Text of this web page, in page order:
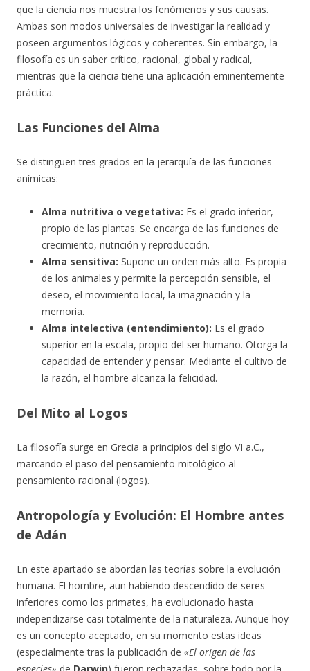
que la ciencia nos muestra los fenómenos y sus causas.
Ambas son modos universales de investigar la realidad y
poseen argumentos lógicos y coherentes. Sin embargo, la
filosofía es un saber crítico, racional, global y radical,
mientras que la ciencia tiene una aplicación eminentemente
práctica.
Las Funciones del Alma
Se distinguen tres grados en la jerarquía de las funciones
anímicas:
Alma nutritiva o vegetativa: Es el grado inferior,
propio de las plantas. Se encarga de las funciones de
crecimiento, nutrición y reproducción.
Alma sensitiva: Supone un orden más alto. Es propia
de los animales y permite la percepción sensible, el
deseo, el movimiento local, la imaginación y la
memoria.
Alma intelectiva (entendimiento): Es el grado
superior en la escala, propio del ser humano. Otorga la
capacidad de entender y pensar. Mediante el cultivo de
la razón, el hombre alcanza la felicidad.
Del Mito al Logos
La filosofía surge en Grecia a principios del siglo VI a.C.,
marcando el paso del pensamiento mitológico al
pensamiento racional (logos).
Antropología y Evolución: El Hombre antes
de Adán
En este apartado se abordan las teorías sobre la evolución
humana. El hombre, aun habiendo descendido de seres
inferiores como los primates, ha evolucionado hasta
independizarse casi totalmente de la naturaleza. Aunque hoy
es un concepto aceptado, en su momento estas ideas
(especialmente tras la publicación de «El origen de las